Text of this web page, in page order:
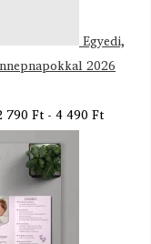
Egyedi,
2026
790 Ft - 4 490 Ft